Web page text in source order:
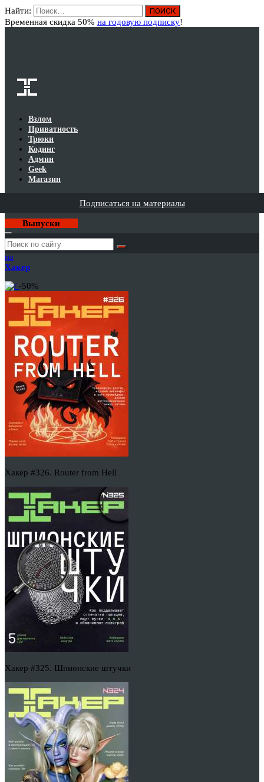
Найти:
Временная скидка 50% на годовую подписку!
Взлом
Приватность
Трюки
Кодинг
Админ
Geek
Магазин
Подписаться на материалы
Выпуски
Годовая
подписка
на
Хакер
-50%
Хакер #326. Router from Hell
Хакер #325. Шпионские штучки